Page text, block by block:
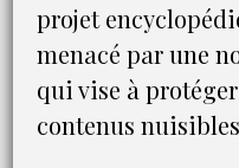
projet
menacé par une
qui vise à
contenus